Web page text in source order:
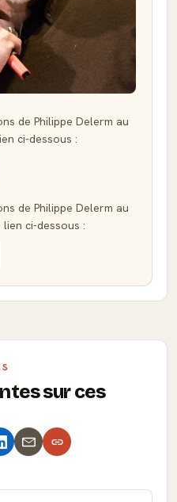
de Philippe Delerm au
ci-dessous :
de Philippe Delerm au
ci-dessous :
sur ces